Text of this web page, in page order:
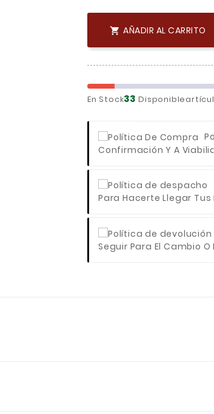
 AÑADIR AL CARRITO
En Stock33
Confirmación Y A
Para Hacerte Llegar Tus
Seguir Para El Cambio